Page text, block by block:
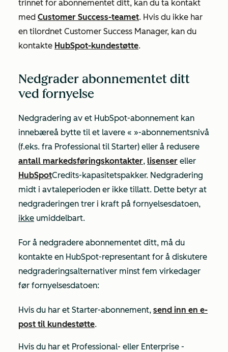
trinnet for abonnementet ditt, kan du ta kontakt
med Customer Success-teamet. Hvis du ikke har
en tilordnet Customer Success Manager, kan du
kontakte HubSpot-kundestøtte.
Nedgrader abonnementet ditt
ved fornyelse
Nedgradering av et HubSpot-abonnement kan
innebæreå bytte til et lavere « »-abonnementsnivå
(f.eks. fra Professional til Starter) eller å redusere
antall markedsføringskontakter, lisenser eller
HubSpotCredits-kapasitetspakker. Nedgradering
midt i avtaleperioden er ikke tillatt. Dette betyr at
nedgraderingen trer i kraft på fornyelsesdatoen,
ikke umiddelbart.
For å nedgradere abonnementet ditt, må du
kontakte en HubSpot-representant for å diskutere
nedgraderingsalternativer minst fem virkedager
før fornyelsesdatoen:
Hvis du har et Starter-abonnement, send inn en e-
post til kundestøtte.
Hvis du har et Professional- eller Enterprise -